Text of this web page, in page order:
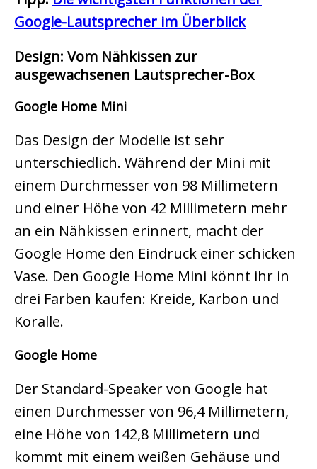
Google-Lautsprecher im Überblick
Design: Vom Nähkissen zur
ausgewachsenen Lautsprecher-Box
Google Home Mini
Das Design der Modelle ist sehr
unterschiedlich. Während der Mini mit
einem Durchmesser von 98 Millimetern
und einer Höhe von 42 Millimetern mehr
an ein Nähkissen erinnert, macht der
Google Home den Eindruck einer schicken
Vase. Den Google Home Mini könnt ihr in
drei Farben kaufen: Kreide, Karbon und
Koralle.
Google Home
Der Standard-Speaker von Google hat
einen Durchmesser von 96,4 Millimetern,
eine Höhe von 142,8 Millimetern und
kommt mit einem weißen Gehäuse und